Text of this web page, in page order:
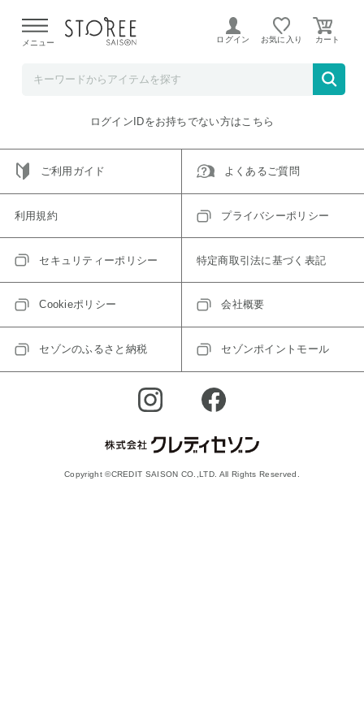
よる配送遅延が発生しております。
メニュー ログイン お気に入り
ご指定のアイテムは取り扱い終了、またはただいま取り扱い
トップへ戻る
ログインIDをお持ちでない方はこちら
ご利用ガイド よくあるご質問
利用規約 プライバシーポリシー
セキュリティーポリシー 特定商取引法に基づく表記
Cookieポリシー 会社概要
セゾンのふるさと納税 セゾンポイントモール
Copyright ©CREDIT SAISON CO.,LTD. All Rights Reserved.